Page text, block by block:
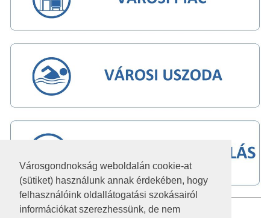
Városgondnokság weboldalán cookie-at
(sütiket) használunk annak érdekében, hogy
felhasználóink oldallátogatási szokásairól
információkat szerezhessünk, de nem
IMPRESSZUM